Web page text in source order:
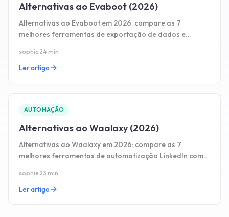
Alternativas ao Evaboot (2026)
Alternativas ao Evaboot em 2026: compare as 7
melhores ferramentas de exportação de dados e
sophie·24 min
Ler artigo
AUTOMAÇÃO
Alternativas ao Waalaxy (2026)
Alternativas ao Waalaxy em 2026: compare as 7
melhores ferramentas de automatização LinkedIn com
sophie·23 min
Ler artigo